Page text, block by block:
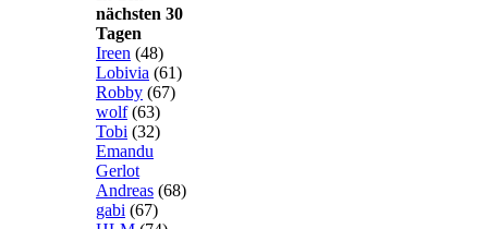
nächsten 30
Tagen
Ireen (48)
Lobivia (61)
Robby (67)
wolf (63)
Tobi (32)
Emandu
Gerlot
Andreas (68)
gabi (67)